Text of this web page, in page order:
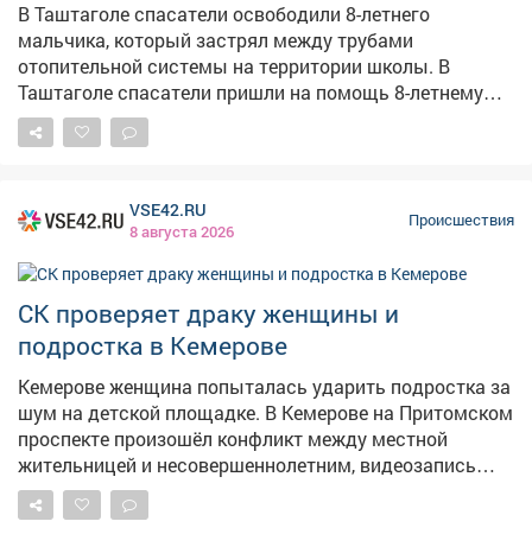
В Таштаголе спасатели освободили 8-летнего
мальчика, который застрял между трубами
отопительной системы на территории школы. В
Таштаголе спасатели пришли на помощь 8-летнему
мальчику, который застрял между трубами
отопительной системы на школьной территории. Как
том, что ребёнок играл и не смог самостоятельно
выбраться из узкого пространства. Спасатели
Таштагольского поисково-спасательного отряда
оперативно прибыли на место. Им удалось вручную
освободить мальчика из металлического плена.
Ребёнка передали маме, от медицинской помощи он
отказался. К счастью, всё обошлось без травм.
Спасатели напоминают: важно следить за детьми во
время игр и объяснять им, какие места могут быть
опасны.
VSE42.RU
8 августа 2026
Происшествия
СК проверяет драку женщины и
подростка в Кемерове
Кемерове женщина попыталась ударить подростка за
шум на детской площадке. В Кемерове на Притомском
проспекте произошёл конфликт между местной
жительницей и несовершеннолетним, видеозапись
которого разлетелась по соцсетям. Как сообщает
Следком Кузбасса, инцидент случился 5 августа во